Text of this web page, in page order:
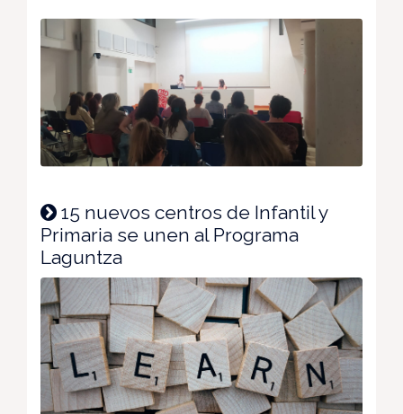
15 nuevos centros de Infantil y
Primaria se unen al Programa
Laguntza